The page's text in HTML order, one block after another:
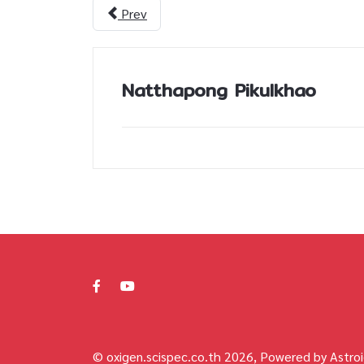
Prev
Natthapong Pikulkhao
© oxigen.scispec.co.th 2026, Powered by